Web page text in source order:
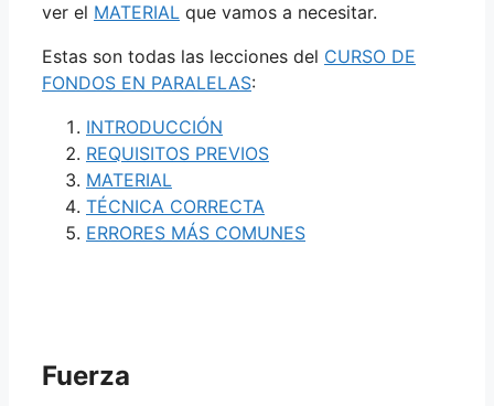
ver el MATERIAL que vamos a necesitar.
Estas son todas las lecciones del CURSO DE
FONDOS EN PARALELAS:
INTRODUCCIÓN
REQUISITOS PREVIOS
MATERIAL
TÉCNICA CORRECTA
ERRORES MÁS COMUNES
Fuerza